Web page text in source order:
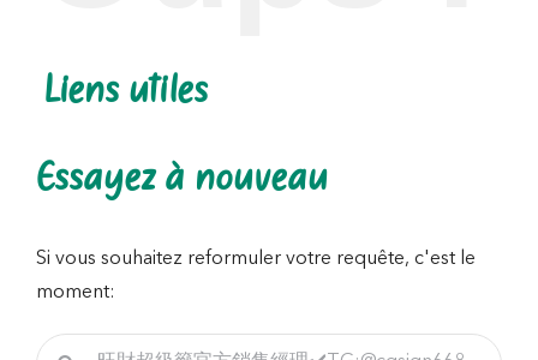
Liens utiles
Essayez à nouveau
Si vous souhaitez reformuler votre requête, c'est le
moment:
Rechercher